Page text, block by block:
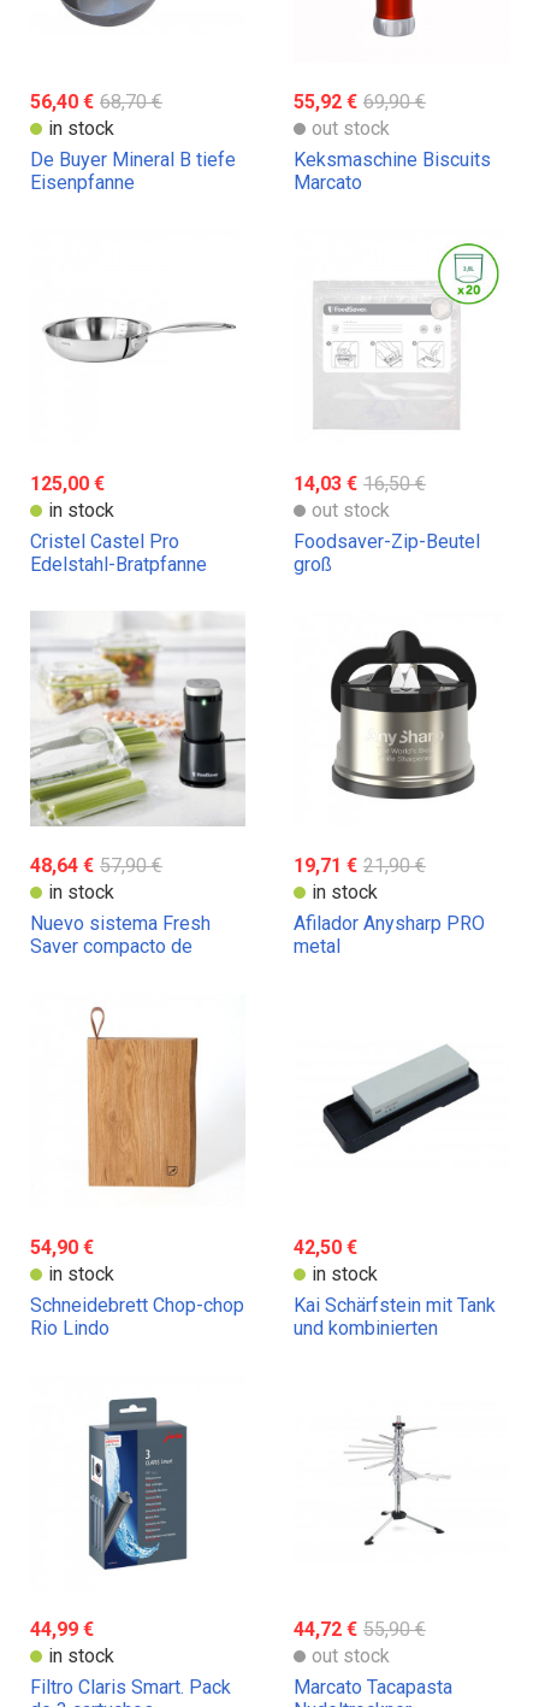
56,40 € 68,70 €
in stock
De Buyer Mineral B tiefe
Eisenpfanne
55,92 € 69,90 €
out stock
Keksmaschine Biscuits
Marcato
125,00 €
in stock
Cristel Castel Pro
Edelstahl-Bratpfanne
14,03 € 16,50 €
out stock
Foodsaver-Zip-Beutel
groß
48,64 € 57,90 €
in stock
Nuevo sistema Fresh
Saver compacto de
19,71 € 21,90 €
in stock
Afilador Anysharp PRO
metal
54,90 €
in stock
Schneidebrett Chop-chop
Rio Lindo
42,50 €
in stock
Kai Schärfstein mit Tank
und kombinierten
44,99 €
in stock
Filtro Claris Smart. Pack
44,72 € 55,90 €
out stock
Marcato Tacapasta